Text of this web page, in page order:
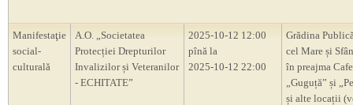
Manifestaţie
social-
culturală
A.O. „Societatea
Protecției Drepturilor
Invalizilor și Veteranilor
- ECHITATE”
2025-10-12 12:00
pînă la
2025-10-12 22:00
Grădina
cel Mare și
în preajma
„Guguță” și
și alte locații